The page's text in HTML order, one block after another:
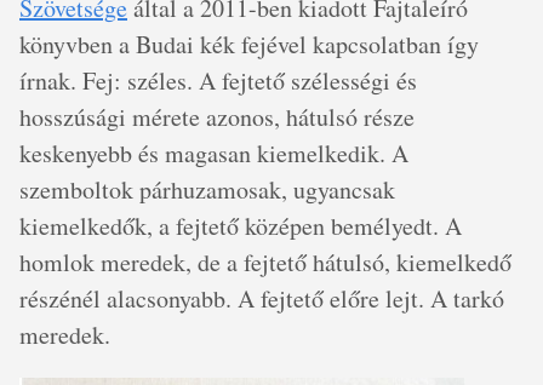
Szövetségeáltal a 2011-ben kiadott Fajtaleíró
könyvben a Budai kék fejével kapcsolatban így
írnak. Fej: széles. A fejtető szélességi és
hosszúsági mérete azonos, hátulsó része
keskenyebb és magasan kiemelkedik. A
szemboltok párhuzamosak, ugyancsak
kiemelkedők, a fejtető középen bemélyedt. A
homlok meredek, de a fejtető hátulsó, kiemelkedő
részénél alacsonyabb. A fejtető előre lejt. A tarkó
meredek.